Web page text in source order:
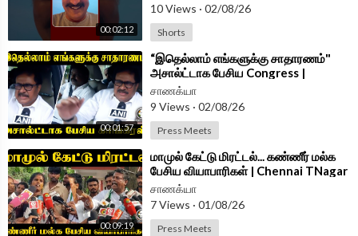
00:02:12
10 Views · 02/08/26
Shorts
00:01:57
⁣“இதெல்லாம் எங்களுக்கு சாதாரணம்"
அசால்ட்டாக பேசிய Congress |
Thirunavukkarasar Pressmeet
சாணக்யா
9 Views · 02/08/26
Press Meets
00:09:19
⁣மாமுல் கேட்டு மிரட்டல்... கண்ணீர் மல்க
பேசிய வியாபாரிகள் | Chennai TNagar
| TVK | VCK
சாணக்யா
7 Views · 01/08/26
Press Meets